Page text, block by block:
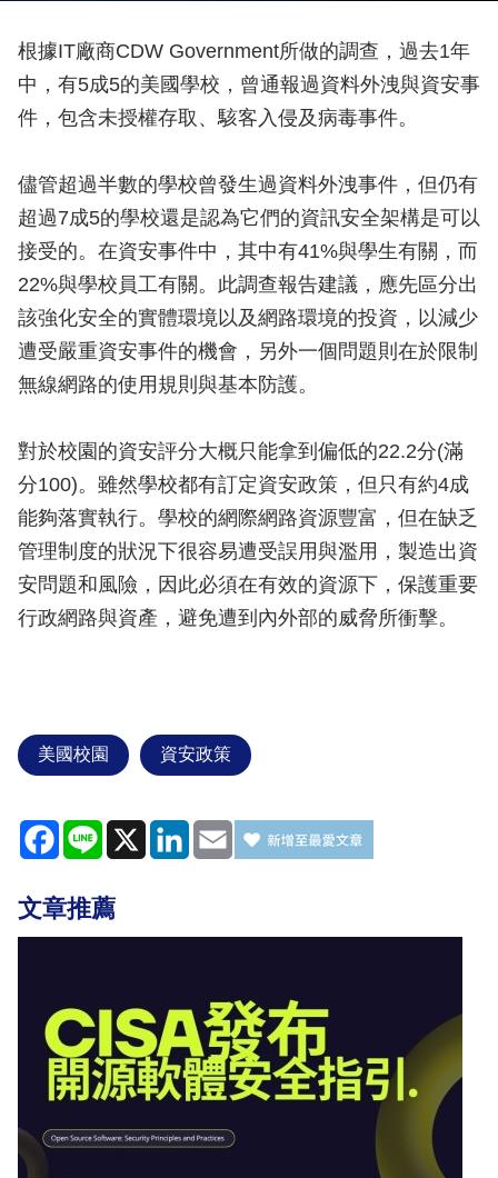
根據IT廠商CDW Government所做的調查，過去1年
中，有5成5的美國學校，曾通報過資料外洩與資安事
件，包含未授權存取、駭客入侵及病毒事件。
儘管超過半數的學校曾發生過資料外洩事件，但仍有
超過7成5的學校還是認為它們的資訊安全架構是可以
接受的。在資安事件中，其中有41%與學生有關，而
22%與學校員工有關。此調查報告建議，應先區分出
該強化安全的實體環境以及網路環境的投資，以減少
遭受嚴重資安事件的機會，另外一個問題則在於限制
無線網路的使用規則與基本防護。
對於校園的資安評分大概只能拿到偏低的22.2分(滿
分100)。雖然學校都有訂定資安政策，但只有約4成
能夠落實執行。學校的網際網路資源豐富，但在缺乏
管理制度的狀況下很容易遭受誤用與濫用，製造出資
安問題和風險，因此必須在有效的資源下，保護重要
行政網路與資產，避免遭到內外部的威脅所衝擊。
美國校園 資安政策
Facebook
Line X LinkedIn
Email
文章推薦